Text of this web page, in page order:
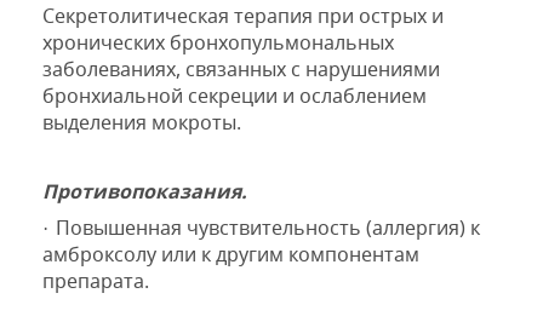
Секретолитическая терапия при острых и
хронических бронхопульмональных
заболеваниях, связанных с нарушениями
бронхиальной секреции и ослаблением
выделения мокроты.
Противопоказания.
· Повышенная чувствительность (аллергия) к
амброксолу или к другим компонентам
препарата.